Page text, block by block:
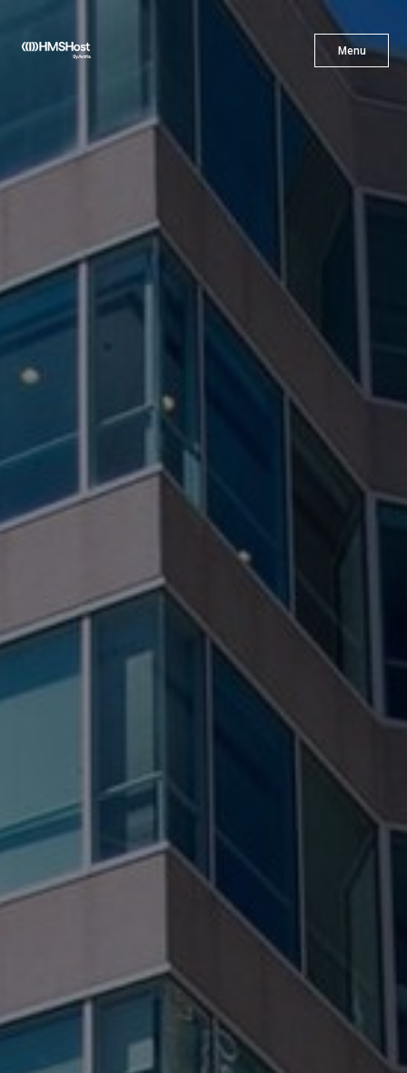
Menu
X
Gastronomía
Innovación
Asóciate con Nosotros
Carreras
Fundación
Sustentabilidad
Acerca de
Contacto